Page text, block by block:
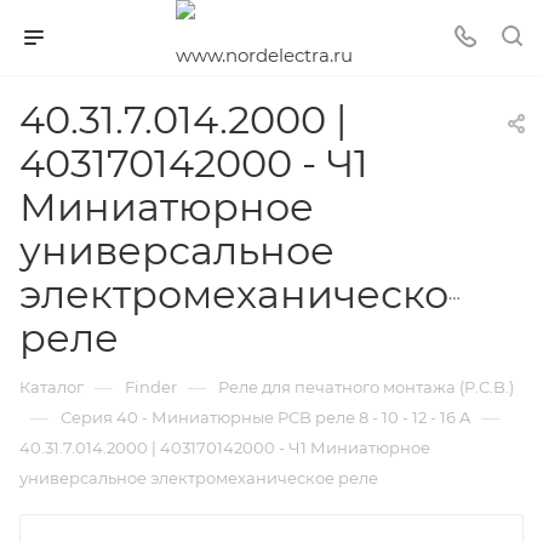
40.31.7.014.2000 |
403170142000 - Ч1
Миниатюрное
универсальное
электромеханическое
реле
Каталог — Finder — Реле для печатного монтажа (P.C.B.)
— Серия 40 - Миниатюрные PCB реле 8 - 10 - 12 - 16 A —
40.31.7.014.2000 | 403170142000 - Ч1 Миниатюрное
универсальное электромеханическое реле